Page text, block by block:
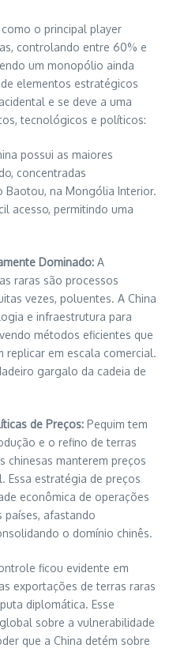
o principal player
controlando entre 60% e
um monopólio ainda
elementos estratégicos
e se deve a uma
tecnológicos e políticos:
possui as maiores
concentradas
Baotou, na Mongólia Interior.
acesso, permitindo uma
Dominado: A
raras são processos
vezes, poluentes. A China
e infraestrutura para
métodos eficientes que
replicar em escala comercial.
gargalo da cadeia de
de Preços: Pequim tem
e o refino de terras
chinesas manterem preços
Essa estratégia de preços
econômica de operações
países, afastando
o domínio chinês.
ficou evidente em
exportações de terras raras
diplomática. Esse
sobre a vulnerabilidade
que a China detém sobre